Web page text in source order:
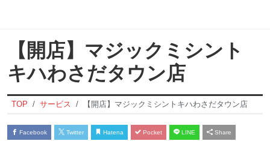
【開店】マジックミシント
キハわさだタウン店
TOP サービス 【開店】マジックミシントキハわさだタウン店
Facebook Twitter Hatena Pocket LINE Share